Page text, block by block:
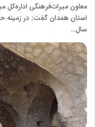
معاون میراث‌فرهنگی
استان همدان گفت: در زمینه
سال…